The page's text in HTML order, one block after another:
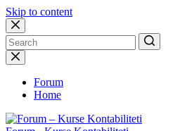
Skip to content
No
results
Forum
Home